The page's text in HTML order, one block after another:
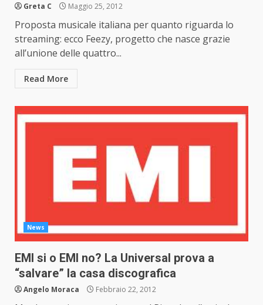
Greta C Maggio 25, 2012
Proposta musicale italiana per quanto riguarda lo
streaming: ecco Feezy, progetto che nasce grazie
all’unione delle quattro...
Read More
News
EMI si o EMI no? La Universal prova a
“salvare” la casa discografica
Angelo Moraca Febbraio 22, 2012